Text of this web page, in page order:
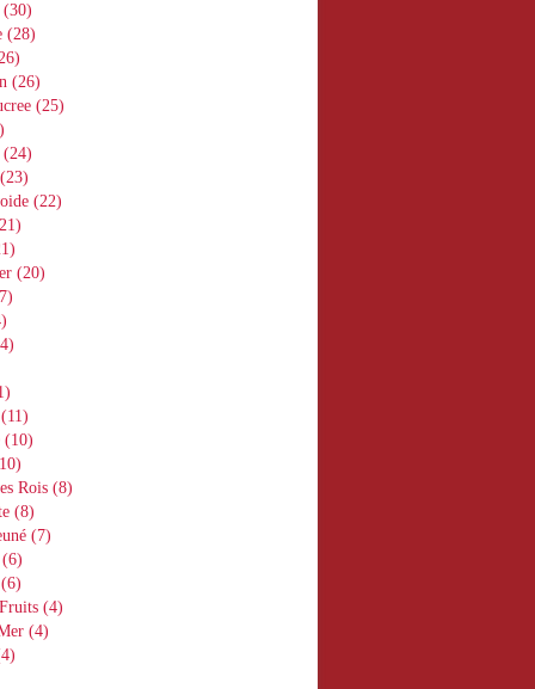
(30)
(28)
(26)
(25)
(24)
(23)
(22)
(20)
(11)
(10)
Rois (8)
(8)
(7)
(6)
(6)
(4)
(4)